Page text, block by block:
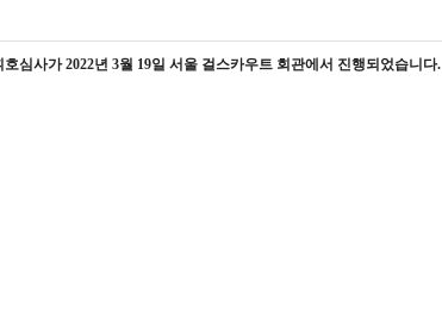
호심사가2022년 3월 19일 서울 걸스카우트 회관에서 진행되었습니다.